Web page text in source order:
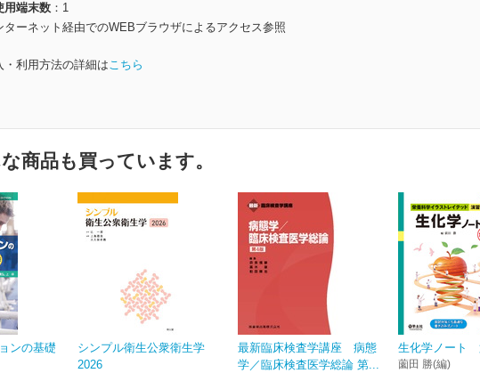
用端末数
1
ーネット経由でのWEBブラウザによるアクセス参照
利用方法の詳細はこちら
商品も買っています。
ンの基礎
シンプル衛生公衆衛生学
2026
最新臨床検査学講座 病態
学／臨床検査医学総論 第...
生化学ノート
薗田 勝(編)